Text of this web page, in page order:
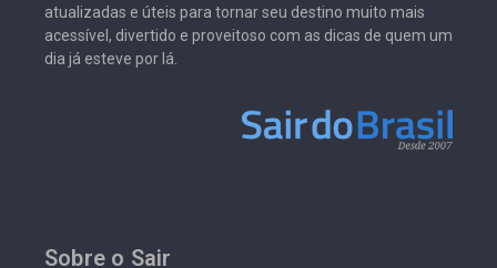
atualizadas e úteis para tornar seu destino muito mais
acessível, divertido e proveitoso com as dicas de quem um
dia já esteve por lá.
Sobre o Sair